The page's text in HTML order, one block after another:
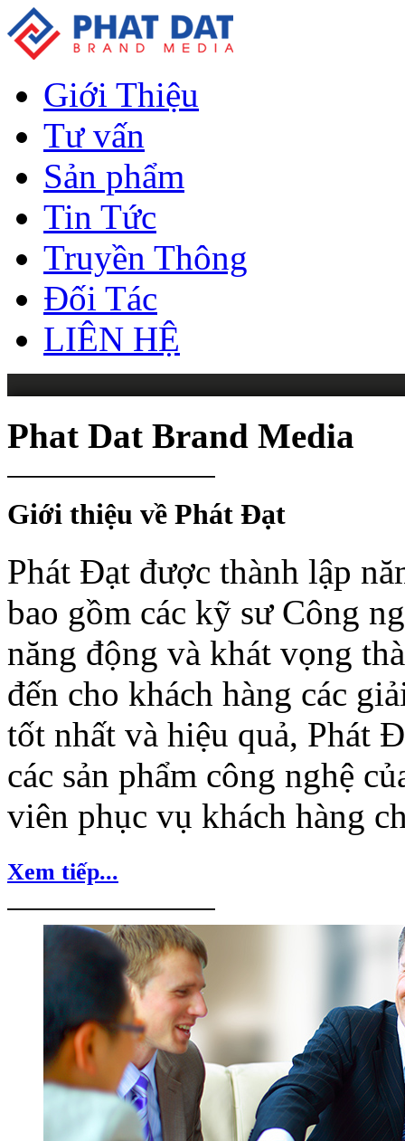
Giới Thiệu
Tư vấn
Sản phẩm
Tin Tức
Truyền Thông
Đối Tác
LIÊN HỆ
Phat Dat Brand Media
Giới thiệu về Phát Đạt
Phát Đạt được thành lập
bao gồm các kỹ sư Công
năng động và khát vọng
đến cho khách hàng các
tốt nhất và hiệu quả, Phát
các sản phẩm công nghệ
viên phục vụ khách hàng
Xem tiếp...